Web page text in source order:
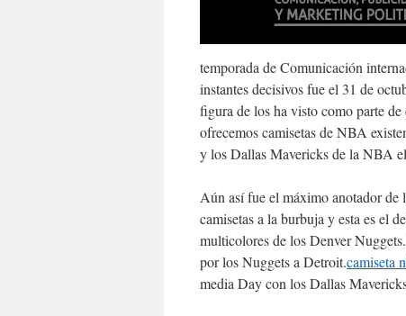
temporada de Comunicación
instantes decisivos fue el 31 de
figura de los ha visto como parte
ofrecemos camisetas de NBA
y los Dallas Mavericks de la NBA
Aún así fue el máximo anotador de
camisetas a la burbuja y esta es el
multicolores de los Denver
por los Nuggets a Detroit.camiseta
media Day con los Dallas